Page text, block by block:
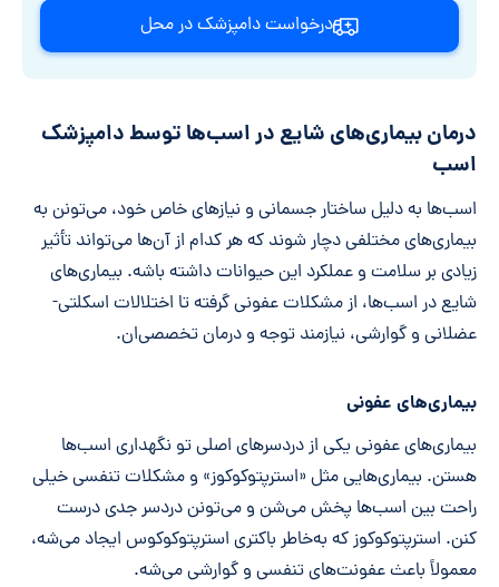
درخواست دامپزشک در محل
درمان بیماری‌های شایع در اسب‌ها توسط دامپزشک
اسب
اسب‌ها به دلیل ساختار جسمانی و نیازهای خاص خود، می‌تونن به
بیماری‌های مختلفی دچار شوند که هر کدام از آن‌ها می‌تواند تأثیر
زیادی بر سلامت و عملکرد این حیوانات داشته باشه. بیماری‌های
شایع در اسب‌ها، از مشکلات عفونی گرفته تا اختلالات اسکلتی-
عضلانی و گوارشی، نیازمند توجه و درمان تخصصی‌ان.
بیماری‌های عفونی
بیماری‌های عفونی یکی از دردسرهای اصلی تو نگهداری اسب‌ها
هستن. بیماری‌هایی مثل «استرپتوکوکوز» و مشکلات تنفسی خیلی
راحت بین اسب‌ها پخش می‌شن و می‌تونن دردسر جدی درست
کنن. استرپتوکوکوز که به‌خاطر باکتری استرپتوکوکوس ایجاد می‌شه،
معمولاً باعث عفونت‌های تنفسی و گوارشی می‌شه.